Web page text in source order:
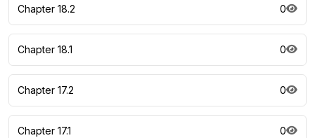
Chapter 18.2 0
Chapter 18.1 0
Chapter 17.2 0
Chapter 17.1 0